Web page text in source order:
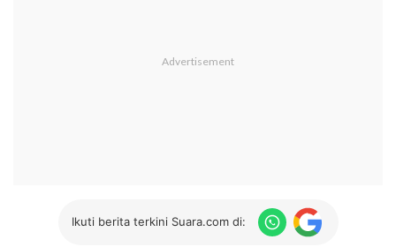
Ikuti berita terkini Suara.com di: